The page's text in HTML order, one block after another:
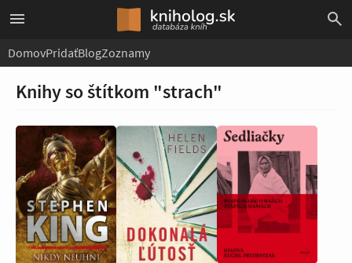
DomovPridaťBlogZoznamy
Knihy so štítkom "strach"